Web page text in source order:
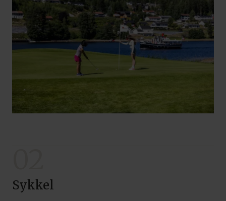
Sykkel